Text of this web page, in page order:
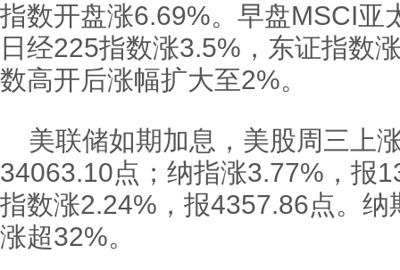
指数开盘涨6.69%。早盘MSCI亚
日经225指数涨3.5%，东证指数
数高开后涨幅扩大至2%。
美联储如期加息，美股周三上
34063.10点；纳指涨3.77%，报
指数涨2.24%，报4357.86点。
涨超32%。